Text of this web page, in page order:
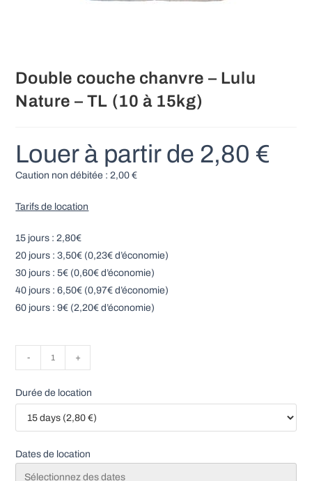
Double couche chanvre – Lulu
Nature – TL (10 à 15kg)
Louer à partir de 2,80 €
Caution non débitée :2,00€
Tarifs de location
15 jours : 2,80€
20 jours : 3,50€ (0,23€ d’économie)
30 jours : 5€ (0,60€ d’économie)
40 jours : 6,50€ (0,97€ d’économie)
60 jours : 9€ (2,20€ d’économie)
de
Double
couche
chanvre
Lulu
Nature
- +
Durée de location
Dates de location